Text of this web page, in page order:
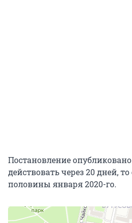
Постановление
действовать через 20 дней, то
половины января 2020-го.